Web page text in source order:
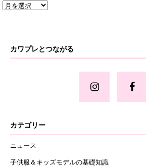
カワプレとつながる
カテゴリー
ニュース
子供服＆キッズモデルの基礎知識